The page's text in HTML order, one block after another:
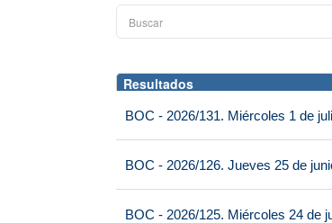
Resultados
BOC - 2026/131. Miércoles 1 de
BOC - 2026/126. Jueves 25 de
BOC - 2026/125. Miércoles 24 de